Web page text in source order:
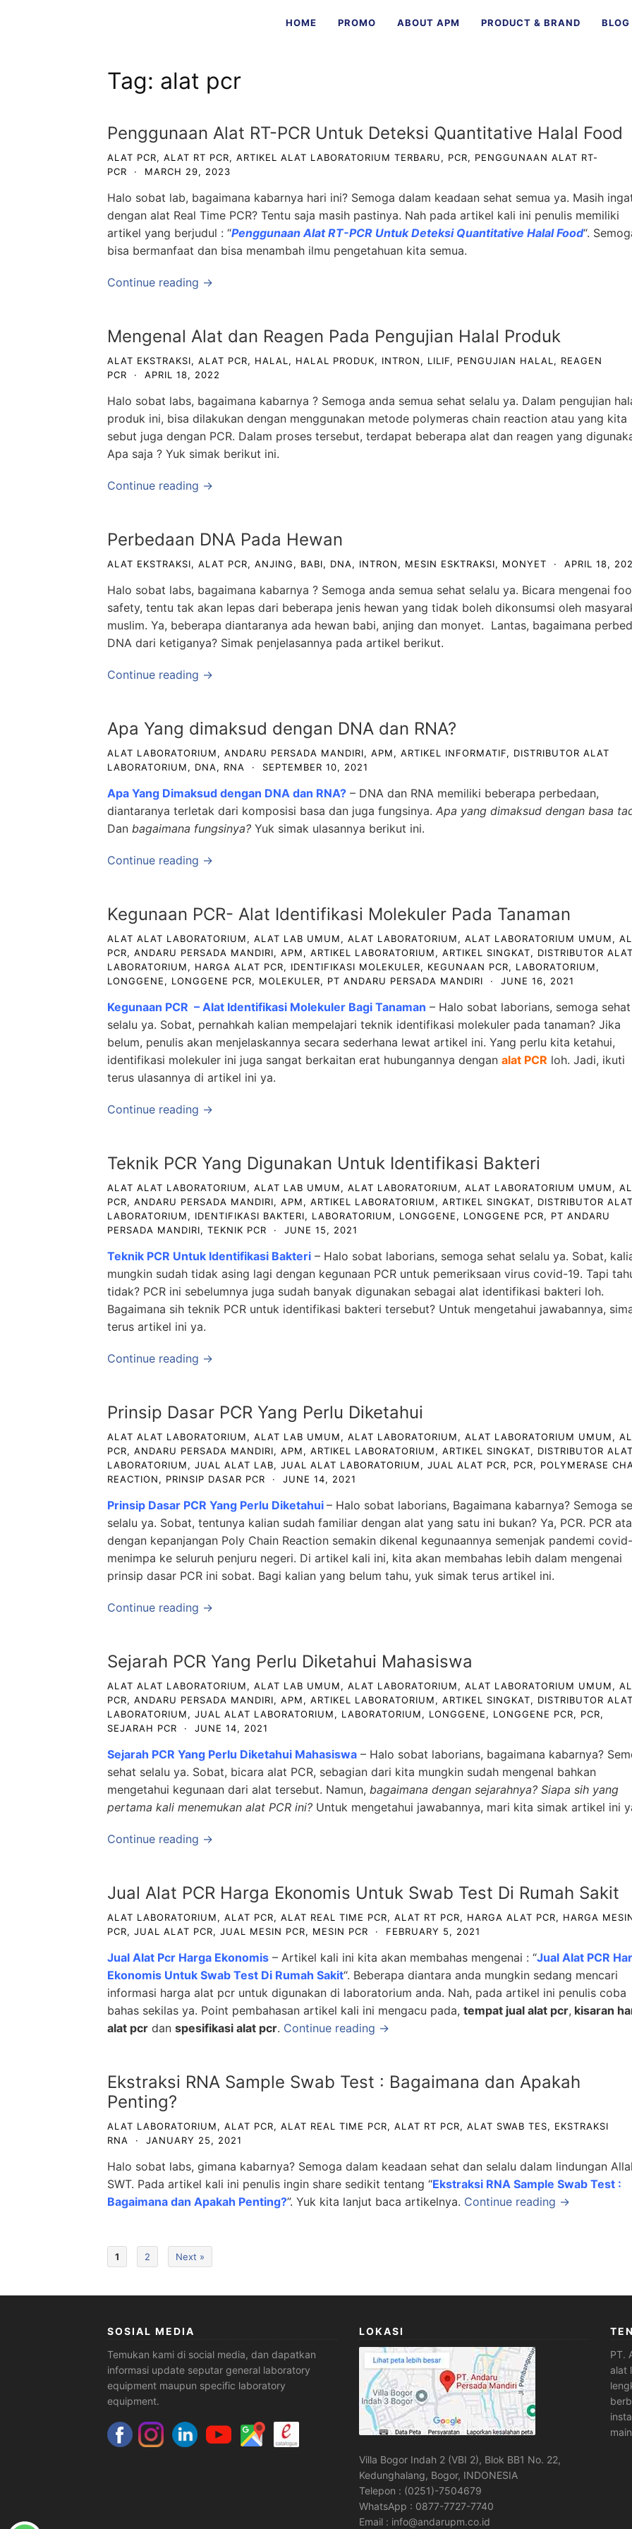
HOME PROMO ABOUT APM PRODUCT & BRAND BLOG
Tag: alat pcr
Penggunaan Alat RT-PCR Untuk Deteksi Quantitative Halal Food
ALAT PCR, ALAT RT PCR, ARTIKEL ALAT LABORATORIUM TERBARU, PCR, PENGGUNAAN ALAT RT-
PCR
· MARCH 29, 2023
Halo sobat lab, bagaimana kabarnya hari ini? Semoga dalam keadaan sehat semua ya. Masih
dengan alat Real Time PCR? Tentu saja masih pastinya. Nah pada artikel kali ini penulis memiliki
artikel yang berjudul : “Penggunaan Alat RT-PCR Untuk Deteksi Quantitative Halal Food“.
bisa bermanfaat dan bisa menambah ilmu pengetahuan kita semua.
Continue reading →
Mengenal Alat dan Reagen Pada Pengujian Halal Produk
ALAT EKSTRAKSI, ALAT PCR, HALAL , HALAL PRODUK, INTRON, LILIF, PENGUJIAN HALAL , REAGEN
PCR
· APRIL 18, 2022
Halo sobat labs, bagaimana kabarnya ? Semoga anda semua sehat selalu ya. Dalam pengujian
produk ini, bisa dilakukan dengan menggunakan metode polymeras chain reaction atau yang kita
sebut juga dengan PCR. Dalam proses tersebut, terdapat beberapa alat dan reagen yang
Apa saja ? Yuk simak berikut ini.
Continue reading →
Perbedaan DNA Pada Hewan
ALAT EKSTRAKSI, ALAT PCR, ANJING, BABI, DNA, INTRON, MESIN ESKTRAKSI, MONYET · APRIL 18,
Halo sobat labs, bagaimana kabarnya ? Semoga anda semua sehat selalu ya. Bicara mengenai
safety, tentu tak akan lepas dari beberapa jenis hewan yang tidak boleh dikonsumsi oleh
muslim. Ya, beberapa diantaranya ada hewan babi, anjing dan monyet. Lantas, bagaimana
DNA dari ketiganya? Simak penjelasannya pada artikel berikut.
Continue reading →
Apa Yang dimaksud dengan DNA dan RNA?
ALAT LABORATORIUM, ANDARU PERSADA MANDIRI, APM, ARTIKEL INFORMATIF, DISTRIBUTOR ALAT
LABORATORIUM, DNA, RNA · SEPTEMBER 10, 2021
Apa Yang Dimaksud dengan DNA dan RNA? – DNA dan RNA memiliki beberapa perbedaan,
diantaranya terletak dari komposisi basa dan juga fungsinya. Apa yang dimaksud dengan basa
Dan bagaimana fungsinya? Yuk simak ulasannya berikut ini.
Continue reading →
Kegunaan PCR- Alat Identifikasi Molekuler Pada Tanaman
ALAT ALAT LABORATORIUM, ALAT LAB UMUM, ALAT LABORATORIUM, ALAT LABORATORIUM UMUM,
PCR, ANDARU PERSADA MANDIRI, APM, ARTIKEL LABORATORIUM, ARTIKEL SINGKAT, DISTRIBUTOR ALAT
LABORATORIUM, HARGA ALAT PCR, IDENTIFIKASI MOLEKULER, KEGUNAAN PCR, LABORATORIUM,
LONGGENE, LONGGENE PCR, MOLEKULER, PT ANDARU PERSADA MANDIRI · JUNE 16, 2021
Kegunaan PCR – Alat Identifikasi Molekuler Bagi Tanaman – Halo sobat laborians, semoga sehat
selalu ya. Sobat, pernahkah kalian mempelajari teknik identifikasi molekuler pada tanaman? Jika
belum, penulis akan menjelaskannya secara sederhana lewat artikel ini. Yang perlu kita ketahui,
identifikasi molekuler ini juga sangat berkaitan erat hubungannya dengan alat PCR loh. Jadi, ikuti
terus ulasannya di artikel ini ya.
Continue reading →
Teknik PCR Yang Digunakan Untuk Identifikasi Bakteri
ALAT ALAT LABORATORIUM, ALAT LAB UMUM, ALAT LABORATORIUM, ALAT LABORATORIUM UMUM,
PCR, ANDARU PERSADA MANDIRI, APM, ARTIKEL LABORATORIUM, ARTIKEL SINGKAT, DISTRIBUTOR ALAT
LABORATORIUM, IDENTIFIKASI BAKTERI, LABORATORIUM, LONGGENE, LONGGENE PCR, PT ANDARU
PERSADA MANDIRI, TEKNIK PCR · JUNE 15, 2021
Teknik PCR Untuk Identifikasi Bakteri – Halo sobat laborians, semoga sehat selalu ya. Sobat,
mungkin sudah tidak asing lagi dengan kegunaan PCR untuk pemeriksaan virus covid-19. Tapi
tidak? PCR ini sebelumnya juga sudah banyak digunakan sebagai alat identifikasi bakteri loh.
Bagaimana sih teknik PCR untuk identifikasi bakteri tersebut? Untuk mengetahui jawabannya,
terus artikel ini ya.
Continue reading →
Prinsip Dasar PCR Yang Perlu Diketahui
ALAT ALAT LABORATORIUM, ALAT LAB UMUM, ALAT LABORATORIUM, ALAT LABORATORIUM UMUM,
PCR, ANDARU PERSADA MANDIRI, APM, ARTIKEL LABORATORIUM, ARTIKEL SINGKAT, DISTRIBUTOR ALAT
LABORATORIUM, JUAL ALAT LAB, JUAL ALAT LABORATORIUM, JUAL ALAT PCR, PCR, POLYMERASE
REACTION, PRINSIP DASAR PCR · JUNE 14, 2021
Prinsip Dasar PCR Yang Perlu Diketahui – Halo sobat laborians, Bagaimana kabarnya? Semoga
selalu ya. Sobat, tentunya kalian sudah familiar dengan alat yang satu ini bukan? Ya, PCR. PCR
dengan kepanjangan Poly Chain Reaction semakin dikenal kegunaannya semenjak pandemi
menimpa ke seluruh penjuru negeri. Di artikel kali ini, kita akan membahas lebih dalam mengenai
prinsip dasar PCR ini sobat. Bagi kalian yang belum tahu, yuk simak terus artikel ini.
Continue reading →
Sejarah PCR Yang Perlu Diketahui Mahasiswa
ALAT ALAT LABORATORIUM, ALAT LAB UMUM, ALAT LABORATORIUM, ALAT LABORATORIUM UMUM,
PCR, ANDARU PERSADA MANDIRI, APM, ARTIKEL LABORATORIUM, ARTIKEL SINGKAT, DISTRIBUTOR ALAT
LABORATORIUM, JUAL ALAT LABORATORIUM, LABORATORIUM, LONGGENE, LONGGENE PCR, PCR,
SEJARAH PCR
· JUNE 14, 2021
Sejarah PCR Yang Perlu Diketahui Mahasiswa – Halo sobat laborians, bagaimana kabarnya?
sehat selalu ya. Sobat, bicara alat PCR, sebagian dari kita mungkin sudah mengenal bahkan
mengetahui kegunaan dari alat tersebut. Namun, bagaimana dengan sejarahnya? Siapa sih yang
pertama kali menemukan alat PCR ini? Untuk mengetahui jawabannya, mari kita simak artikel ini
Continue reading →
Jual Alat PCR Harga Ekonomis Untuk Swab Test Di Rumah Sakit
ALAT LABORATORIUM, ALAT PCR, ALAT REAL TIME PCR, ALAT RT PCR, HARGA ALAT PCR, HARGA
PCR, JUAL ALAT PCR, JUAL MESIN PCR, MESIN PCR · FEBRUARY 5, 2021
Jual Alat Pcr Harga Ekonomis – Artikel kali ini kita akan membahas mengenai : “Jual Alat PCR
Ekonomis Untuk Swab Test Di Rumah Sakit“. Beberapa diantara anda mungkin sedang mencari
informasi harga alat pcr untuk digunakan di laboratorium anda. Nah, pada artikel ini penulis coba
bahas sekilas ya. Point pembahasan artikel kali ini mengacu pada, tempat jual alat pcr, kisaran
alat pcr dan spesifikasi alat pcr. Continue reading →
Ekstraksi RNA Sample Swab Test : Bagaimana dan Apakah
Penting?
ALAT LABORATORIUM, ALAT PCR, ALAT REAL TIME PCR, ALAT RT PCR, ALAT SWAB TES, EKSTRAKSI
RNA
· JANUARY 25, 2021
Halo sobat labs, gimana kabarnya? Semoga dalam keadaan sehat dan selalu dalam lindungan
SWT. Pada artikel kali ini penulis ingin share sedikit tentang “Ekstraksi RNA Sample Swab Test :
Bagaimana dan Apakah Penting?”. Yuk kita lanjut baca artikelnya. Continue reading →
1 2 Next »
SOSIAL MEDIA
Temukan kami di social media, dan dapatkan
informasi update seputar general laboratory
equipment maupun specific laboratory
equipment.
LOKASI
Villa Bogor Indah 2 (VBI 2), Blok BB1 No. 22,
Kedunghalang, Bogor, INDONESIA
Telepon : (0251)-7504679
WhatsApp : 0877-7727-7740
Email : info@andarupm.co.id
PT.
alat